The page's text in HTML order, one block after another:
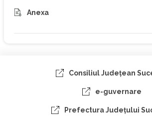
Anexa
Consiliul Judeţean
e-guvernare
Prefectura Judeţului